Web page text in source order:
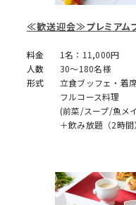
≪歓送迎会≫プレミアム
料金
1名：11,000円
人数
30～180名様
形式
立食ブッフェ・着
フルコース料理
(前菜/スープ/魚メ
＋飲み放題（2時間）